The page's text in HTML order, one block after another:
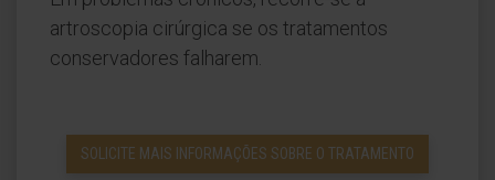
artroscopia cirúrgica se os tratamentos
conservadores falharem.
SOLICITE MAIS INFORMAÇÕES SOBRE O TRATAMENTO